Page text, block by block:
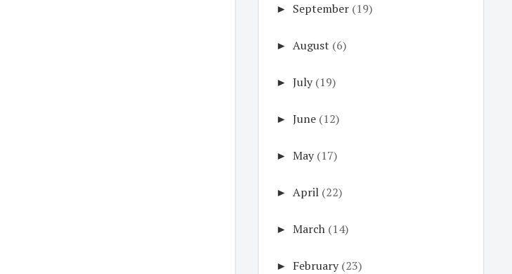
► September (19)
► August (6)
► July (19)
► June (12)
► May (17)
► April (22)
► March (14)
► February (23)